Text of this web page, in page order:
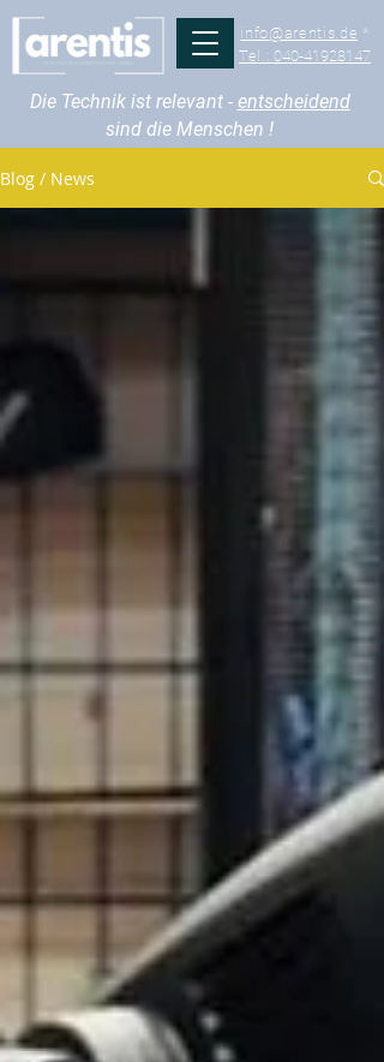
info@arentis.de *
Tel.: 040-41928147
Die Technik ist relevant - entscheidend
sind die Menschen !
Blog / News